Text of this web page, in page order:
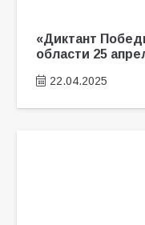
«Диктант
области 25
22.04.2025